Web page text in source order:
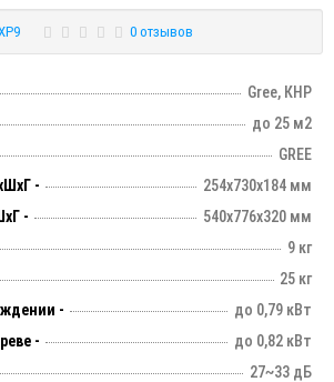
0 отзывов
Gree, КНР
до 25 м2
GREE
-
254х730х184 мм
-
540х776х320 мм
9 кг
25 кг
-
до 0,79 кВт
-
до 0,82 кВт
27~33 дБ